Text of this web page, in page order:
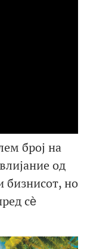
број на
од
бизнисот, но
сѐ